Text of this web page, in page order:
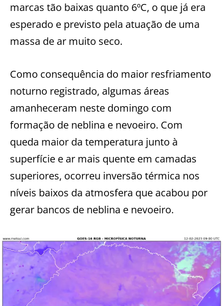
marcas tão baixas quanto 6ºC, o que já era
esperado e previsto pela atuação de uma
massa de ar muito seco.
Como consequência do maior resfriamento
noturno registrado, algumas áreas
amanheceram neste domingo com
formação de neblina e nevoeiro. Com
queda maior da temperatura junto à
superfície e ar mais quente em camadas
superiores, ocorreu inversão térmica nos
níveis baixos da atmosfera que acabou por
gerar bancos de neblina e nevoeiro.